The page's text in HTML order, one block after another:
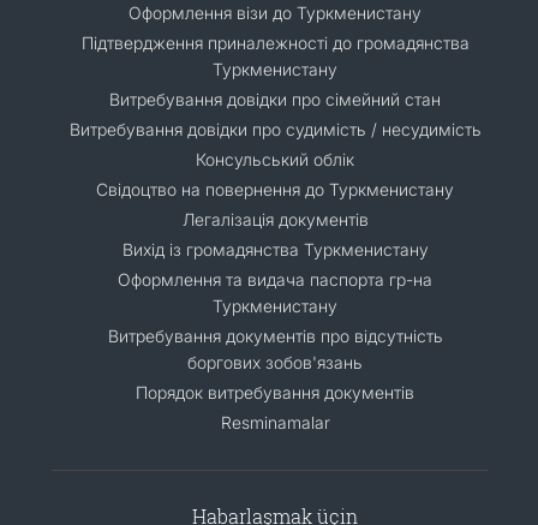
Оформлення візи до Туркменистану
Підтвердження приналежності до громадянства
Туркменистану
Витребування довідки про сімейний стан
Витребування довідки про судимість / несудимість
Консульський облік
Свідоцтво на повернення до Туркменистану
Легалізація документів
Вихід із громадянства Туркменистану
Оформлення та видача паспорта гр-на
Туркменистану
Витребування документів про відсутність
боргових зобов'язань
Порядок витребування документів
Resminamalar
Habarlaşmak üçin